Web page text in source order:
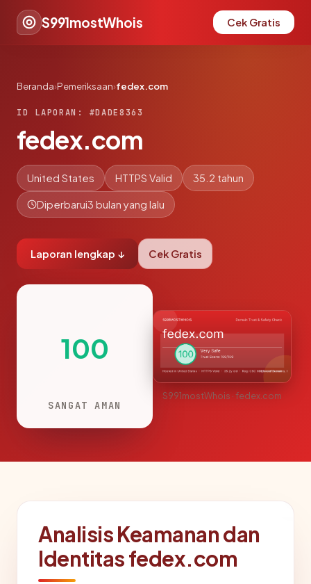
S991mostWhois Cek Gratis
Beranda›Pemeriksaan›fedex.com
ID LAPORAN: #DADE8363
fedex.com
United States HTTPS Valid 35.2 tahun
Diperbarui3 bulan yang lalu
Laporan lengkap ↓ Cek Gratis
100
SANGAT AMAN
S991mostWhois · fedex.com
Analisis Keamanan dan
Identitas fedex.com